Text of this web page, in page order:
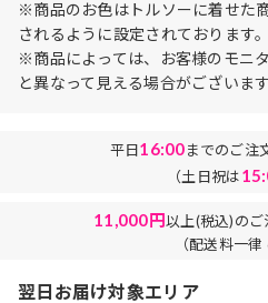
※商品のお色はトルソーに着せた
されるように設定されております。
※商品によっては、お客様のモニ
と異なって見える場合がございま
平日16:00までのご注
（土日祝は
11,000円以上(税込)のご
（配送料一律
翌日お届け対象エリア